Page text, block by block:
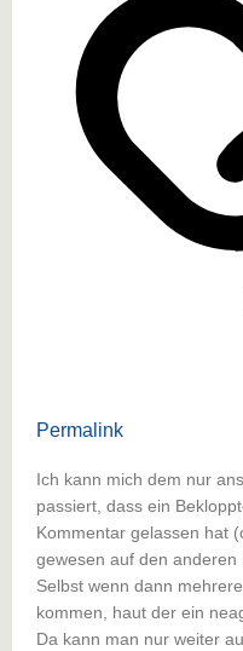
Permalink
Ich kann mich dem nur
passiert, dass ein
Kommentar gelassen hat
gewesen auf den
Selbst wenn dann
kommen, haut der ein
Da kann man nur weiter